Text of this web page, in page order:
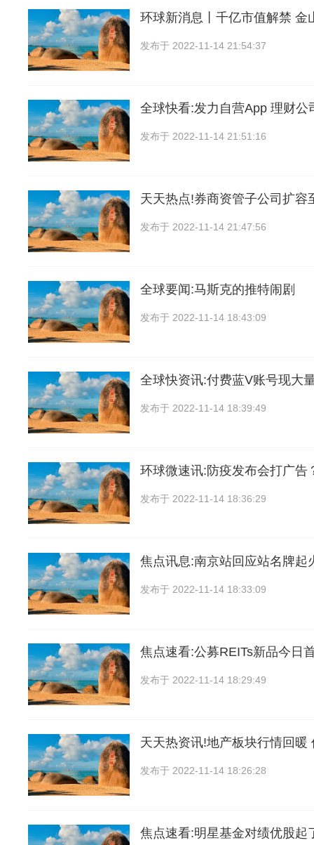
环球新消息丨千亿市值解禁 金
发布于 2022-11-14 21:54:37
全球快看:发力自营App 理财公
发布于 2022-11-14 21:51:16
天天热点!券商资管子公司扩容
发布于 2022-11-14 21:47:56
全球要闻:马斯克的推特闹剧
发布于 2022-11-14 18:43:09
全球快资讯:付费蓝V账号现大
发布于 2022-11-14 18:39:49
环球微速讯:防疫发布会打广告
发布于 2022-11-14 18:36:29
焦点讯息:南京站回应站名牌起
发布于 2022-11-14 18:33:09
焦点速看:公募REITs新品今日
发布于 2022-11-14 18:29:49
天天热资讯!地产板块行情回暖
发布于 2022-11-14 18:26:28
焦点速看:明星基金对绩优股起